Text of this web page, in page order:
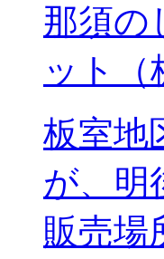
那須の
ット（
板室地
が、明
販売